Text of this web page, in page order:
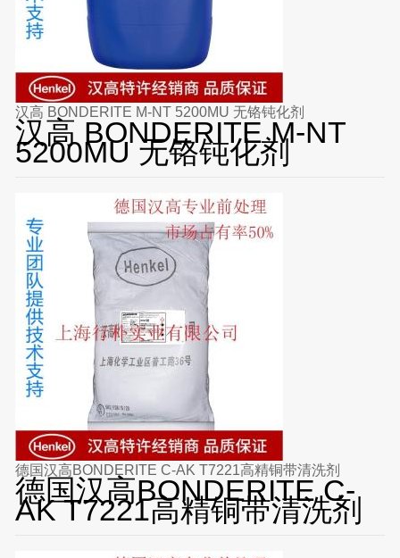
汉高 BONDERITE M-NT 5200MU 无铬钝化剂
汉高 BONDERITE M-NT
5200MU 无铬钝化剂
德国汉高BONDERITE C-AK T7221高精铜带清洗剂
德国汉高BONDERITE C-
AK T7221高精铜带清洗剂